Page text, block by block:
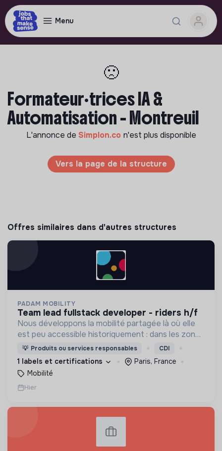
Menu
🙁
Formateur·trices IA &
Automatisation - Montreuil
L'annonce de Simplon.co n'est plus disponible
Vers la page de la structure
Offres similaires dans d'autres structures
PADAM MOBILITY
team lead fullstack developer - riders h/f
Nous développons la mobilité partagée là où elle
est peu accessible historiquement : dans les zones
périurbaines et rurales, en heures creuses, pour
les personnes à mobilité réduite.
💡 Produits ou services responsables CDI
1 labels et certifications
Paris, France
Mobilité
Hier